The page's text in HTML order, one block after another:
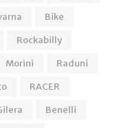
Bike
Rockabilly
Morini
Raduni
RACER
Benelli